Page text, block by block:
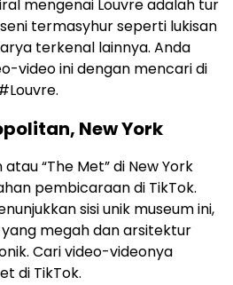
mengenai Louvre adalah tur
termasyhur seperti lukisan
terkenal lainnya. Anda
video ini dengan mencari di
New York
“The Met” di New York
pembicaraan di TikTok.
sisi unik museum ini,
megah dan arsitektur
Cari video-videonya
di TikTok.